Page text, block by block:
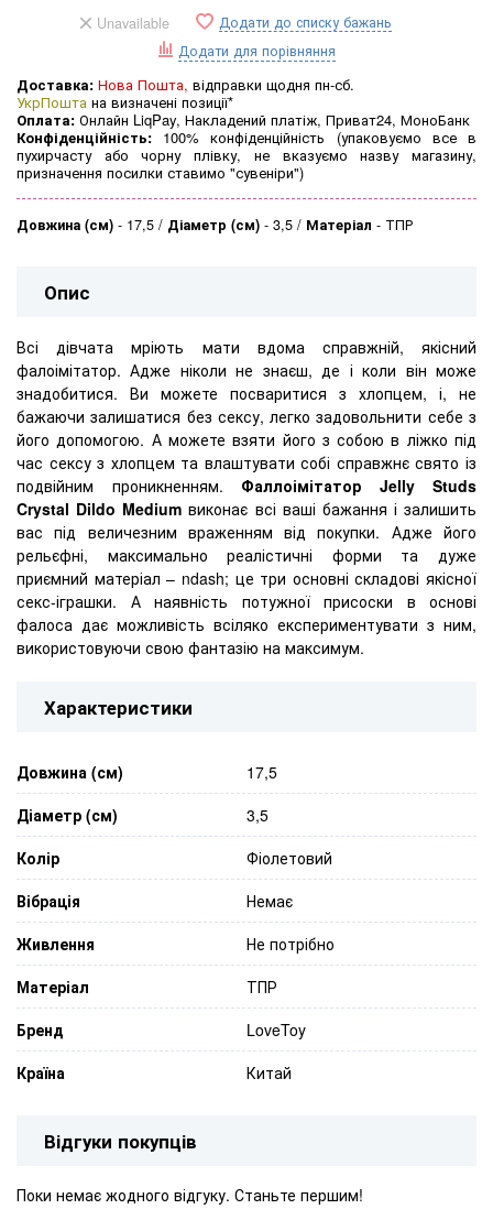
Unavailable
Додати до списку бажань
Додати для порівняння
Доставка: Нова Пошта, відправки щодня пн-сб.
УкрПошта на визначені позиції*
Оплата: Онлайн LiqPay, Накладений платіж, Приват24, МоноБанк
Конфіденційність: 100% конфіденційність (упаковуємо все в
пухирчасту або чорну плівку, не вказуємо назву магазину,
призначення посилки ставимо "сувеніри")
Довжина (см) - 17,5 Діаметр (см) - 3,5 Матеріал - ТПР
Опис
Всі дівчата мріють мати вдома справжній, якісний
фалоімітатор. Адже ніколи не знаєш, де і коли він може
знадобитися. Ви можете посваритися з хлопцем, і, не
бажаючи залишатися без сексу, легко задовольнити себе з
його допомогою. А можете взяти його з собою в ліжко під
час сексу з хлопцем та влаштувати собі справжнє свято із
подвійним проникненням. Фаллоімітатор Jelly Studs
Crystal Dildo Medium виконає всі ваші бажання і залишить
вас під величезним враженням від покупки. Адже його
рельєфні, максимально реалістичні форми та дуже
приємний матеріал – ndash; це три основні складові якісної
секс-іграшки. А наявність потужної присоски в основі
фалоса дає можливість всіляко експериментувати з ним,
використовуючи свою фантазію на максимум.
Характеристики
Довжина (см)
17,5
Діаметр (см)
3,5
Колір
Фіолетовий
Вібрація
Немає
Живлення
Не потрібно
Матеріал
ТПР
Бренд
LoveToy
Країна
Китай
Відгуки покупців
Поки немає жодного відгуку. Станьте першим!